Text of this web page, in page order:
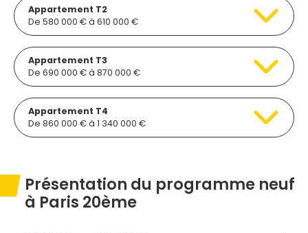
Appartement T2
De 580 000 € à 610 000 €
Appartement T3
De 690 000 € à 870 000 €
Appartement T4
De 860 000 € à 1 340 000 €
Présentation du programme neuf
à Paris 20ème